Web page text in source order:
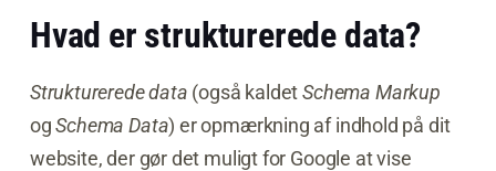
Hvad er strukturerede data?
Strukturerede data (også kaldetSchema Markup
ogSchema Data) er opmærkning af indhold på dit
website, der gør det muligt for Google at vise